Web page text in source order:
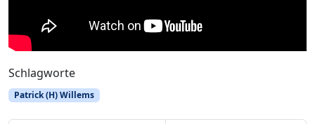
Schlagworte
Patrick (H) Willems